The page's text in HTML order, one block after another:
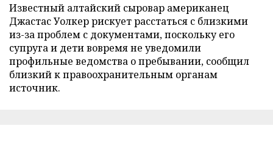
Известный алтайский сыровар американец
Джастас Уолкер рискует расстаться с близкими
из-за проблем с документами, поскольку его
супруга и дети вовремя не уведомили
профильные ведомства о пребывании, сообщил
близкий к правоохранительным органам
источник.